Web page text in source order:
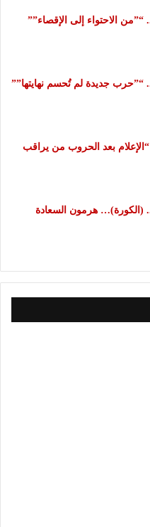
كلمة العدد 1479 “الإعلام بعد الحروب من يراقب